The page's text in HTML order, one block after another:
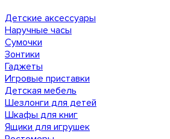
Детские аксессуары
Наручные часы
Сумочки
Зонтики
Гаджеты
Игровые приставки
Детская мебель
Шезлонги для детей
Шкафы для книг
Ящики для игрушек